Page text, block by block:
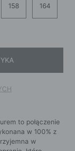
158 164
to połączenie
w 100% z
w